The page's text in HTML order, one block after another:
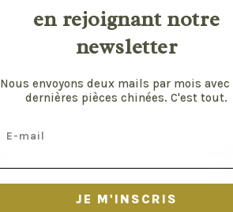
en rejoignant notre
newsletter
Nous envoyons deux mails par mois avec
dernières pièces chinées. C'est tout.
JE M'INSCRIS